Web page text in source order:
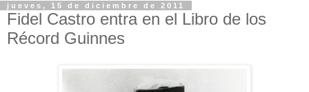
jueves, 15 de diciembre de 2011
Fidel Castro entra en el Libro de los
Récord Guinnes